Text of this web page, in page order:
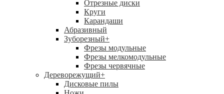
Отрезные диски
Круги
Карандаши
Абразивный
Зуборезный+
Фрезы модульные
Фрезы мелкомодульные
Фрезы червячные
Дереворежущий+
Дисковые пилы